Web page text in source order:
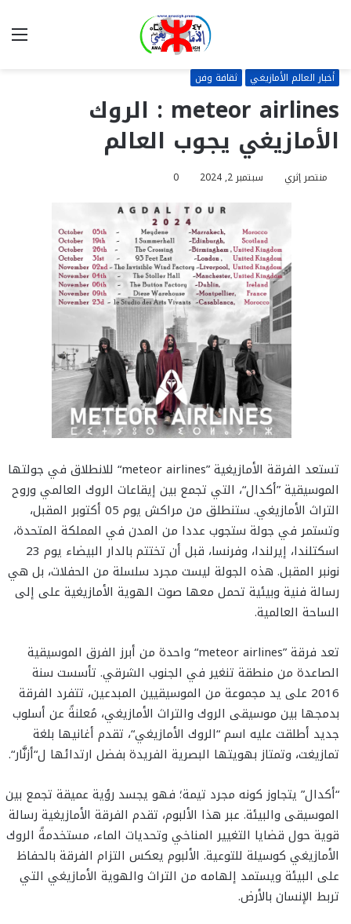
أخبار العالم الأمازيغي ثقافة وفن
meteor airlines : الروك
الأمازيغي يجوب العالم
منتصر إثري سبتمبر 2, 2024 0
تستعد الفرقة الأمازيغية ”meteor airlines“ للانطلاق في جولتها
الموسيقية ”أكدال“، التي تجمع بين إيقاعات الروك العالمي وروح
التراث الأمازيغي. ستنطلق من مراكش يوم 05 أكتوبر المقبل،
وتستمر في جولة ستجوب عددا من المدن في المملكة المتحدة،
اسكتلندا، إيرلندا، وفرنسا، قبل أن تختتم بالدار البيضاء يوم 23
نونبر المقبل. هذه الجولة ليست مجرد سلسلة من الحفلات، بل هي
رسالة فنية وبيئية تحمل معها صوت الهوية الأمازيغية على إلى
الساحة العالمية.
تعد فرقة ”meteor airlines“ واحدة من أبرز الفرق الموسيقية
الصاعدة من منطقة تنغير في الجنوب الشرقي. تأسست سنة
2016 على يد مجموعة من الموسيقيين المبدعين، تتفرد الفرقة
بدمجها بين موسيقى الروك والتراث الأمازيغي، مُعلنةً عن أسلوب
جديد أطلقت عليه اسم “الروك الأمازيغي“، تقدم أغانيها بلغة
تمازيغت، وتمتاز بهويتها البصرية الفريدة بفضل ارتدائها ل“أزنَّار“.
“أكدال” يتجاوز كونه مجرد تيمة؛ فهو يجسد رؤية عميقة تجمع بين
الموسيقى والبيئة. عبر هذا الألبوم، تقدم الفرقة الأمازيغية رسالة
قوية حول قضايا التغيير المناخي وتحديات الماء، مستخدمةً الروك
الأمازيغي كوسيلة للتوعية. الألبوم يعكس التزام الفرقة بالحفاظ
على البيئة ويستمد إلهامه من التراث والهوية الأمازيغي التي
تربط الإنسان بالأرض.